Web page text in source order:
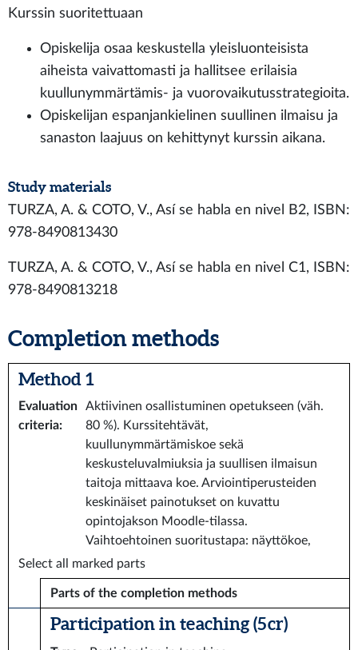
Kurssin suoritettuaan
Opiskelija osaa keskustella yleisluonteisista
aiheista vaivattomasti ja hallitsee erilaisia
kuullunymmärtämis- ja vuorovaikutusstrategioita.
Opiskelijan espanjankielinen suullinen ilmaisu ja
sanaston laajuus on kehittynyt kurssin aikana.
Study materials
TURZA, A. & COTO, V., Así se habla en nivel B2, ISBN:
978-8490813430
TURZA, A. & COTO, V., Así se habla en nivel C1, ISBN:
978-8490813218
Completion methods
Method 1
Evaluation
criteria:
Aktiivinen osallistuminen opetukseen (väh.
80 %). Kurssitehtävät,
kuullunymmärtämiskoe sekä
keskusteluvalmiuksia ja suullisen ilmaisun
taitoja mittaava koe. Arviointiperusteiden
keskinäiset painotukset on kuvattu
opintojakson Moodle-tilassa.
Vaihtoehtoinen suoritustapa: näyttökoe,
Select all marked parts
Parts of the completion methods
Participation in teaching (5 cr)